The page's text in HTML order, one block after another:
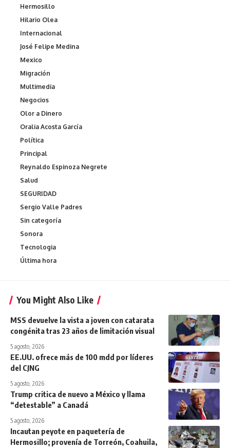
Hermosillo
Hilario Olea
Internacional
José Felipe Medina
Mexico
Migración
Multimedia
Negocios
Olor a Dinero
Oralia Acosta García
Política
Principal
Reynaldo Espinoza Negrete
Salud
SEGURIDAD
Sergio Valle Padres
Sin categoría
Sonora
Tecnologia
Última hora
You Might Also Like
MSS devuelve la vista a joven con catarata
congénita tras 23 años de limitación visual
5 agosto, 2026
EE.UU. ofrece más de 100 mdd por líderes
del CJNG
5 agosto, 2026
Trump critica de nuevo a México y llama
“detestable” a Canadá
5 agosto, 2026
Incautan peyote en paquetería de
Hermosillo; provenía de Torreón, Coahuila,